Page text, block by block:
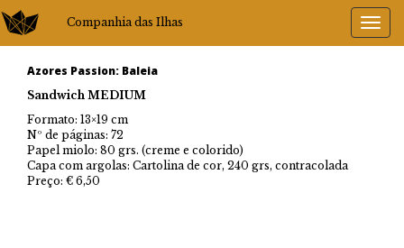
Companhia das Ilhas
Azores Passion: Baleia
Sandwich MEDIUM
Formato: 13×19 cm
Nº de páginas: 72
Papel miolo: 80 grs. (creme e colorido)
Capa com argolas: Cartolina de cor, 240 grs, contracolada
Preço: € 6,50